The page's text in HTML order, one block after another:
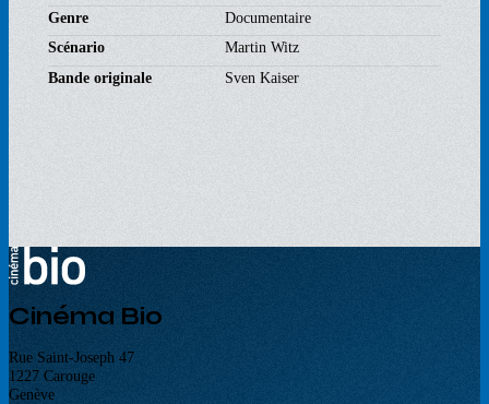
Genre
Documentaire
Scénario
Martin Witz
Bande originale
Sven Kaiser
Cinéma Bio
Rue Saint-Joseph 47
1227 Carouge
Genève